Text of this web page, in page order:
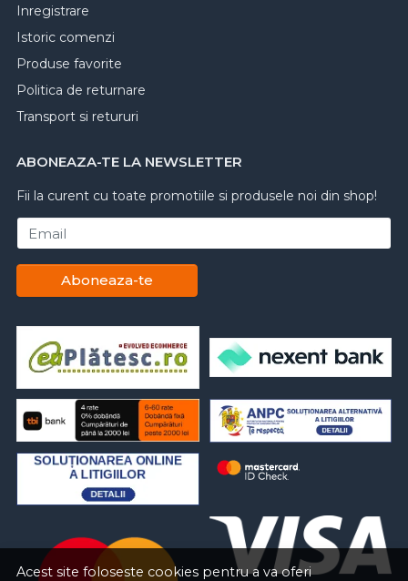
Acest site foloseste cookies pentru a va oferi
Inregistrare
Istoric comenzi
Produse favorite
Politica de returnare
Transport si retururi
ABONEAZA-TE LA NEWSLETTER
Fii la curent cu toate promotiile si produsele noi din shop!
Email
Aboneaza-te